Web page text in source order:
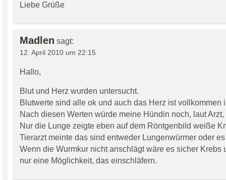
Liebe Grüße
Madlen sagt:
12. April 2010 um 22:15
Hallo,
Blut und Herz wurden untersucht.
Blutwerte sind alle ok und auch das Herz ist vollkommen
Nach diesen Werten würde meine Hündin noch, laut
Nur die Lunge zeigte eben auf dem Röntgenbild weiße
Tierarzt meinte das sind entweder Lungenwürmer oder
Wenn die Wurmkur nicht anschlägt wäre es sicher Krebs
nur eine Möglichkeit, das einschläfern.